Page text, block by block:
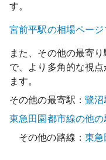
す。
宮前平駅の相場ペー
また、その他の最寄
で、より多角的な視
ます。
その他の最寄駅：鷺沼
東急田園都市線の他の
その他の路線：東急